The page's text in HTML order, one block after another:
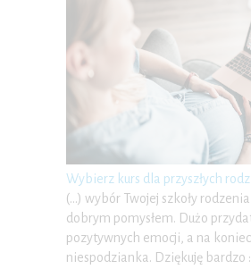
Wybierz kurs dla przyszłych
(…) wybór Twojej szkoły
dobrym pomysłem. Dużo
pozytywnych emocji, a na
niespodzianka. Dziękuję bardzo